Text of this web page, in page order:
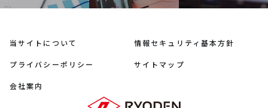
当サイトについて 情報セキュリティ基本方針
プライバシーポリシー サイトマップ
会社案内